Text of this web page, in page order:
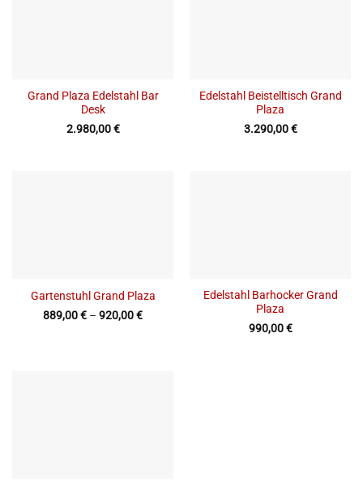
Grand Plaza Edelstahl Bar
Desk
2.980,00€
Edelstahl Beistelltisch Grand
Plaza
3.290,00€
Gartenstuhl Grand Plaza
889,00€ – 920,00€
Edelstahl Barhocker Grand
Plaza
990,00€